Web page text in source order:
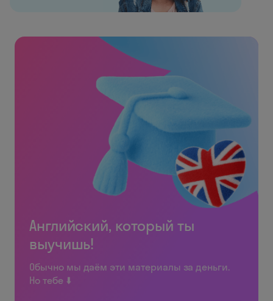
Английский, который ты
выучишь!
Обычно мы даём эти материалы за деньги.
Но тебе ⬇️